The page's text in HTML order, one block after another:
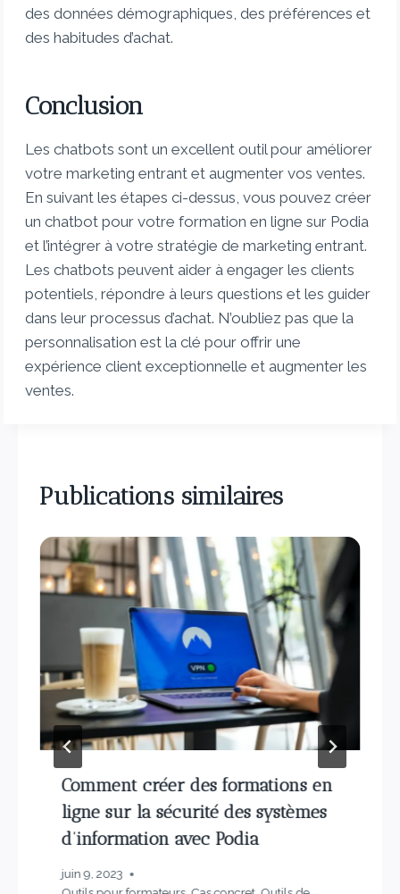
des données démographiques, des préférences et
des habitudes d’achat.
Conclusion
Les chatbots sont un excellent outil pour améliorer
votre marketing entrant et augmenter vos ventes.
En suivant les étapes ci-dessus, vous pouvez créer
un chatbot pour votre formation en ligne sur Podia
et l’intégrer à votre stratégie de marketing entrant.
Les chatbots peuvent aider à engager les clients
potentiels, répondre à leurs questions et les guider
dans leur processus d’achat. N’oubliez pas que la
personnalisation est la clé pour offrir une
expérience client exceptionnelle et augmenter les
ventes.
Publications similaires
Comment créer des formations en
ligne sur la sécurité des systèmes
d’information avec Podia
juin 9, 2023